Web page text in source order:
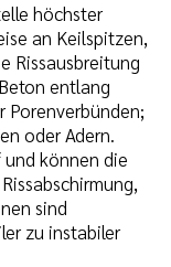
höchster
an Keilspitzen,
Rissausbreitung
entlang
Porenverbünden;
oder Adern.
können die
sind
zu instabiler